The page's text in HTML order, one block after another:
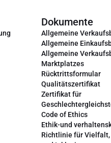
Dokumente
Allgemeine
Allgemeine
Allgemeine
Marktplatzes
Rücktrittsformular
Qualitätszertifikat
Zertifikat für
Code of Ethics
Ethik-und
Richtlinie für